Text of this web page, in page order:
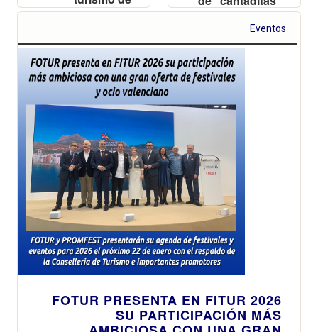
experiencias y
industria
musical
valenciana
y los mejores
DJs de los 90 y
2000 en una
ininterrumpida
frente al mar.
Eventos
FOTUR PRESENTA EN FITUR 2026
SU PARTICIPACIÓN MÁS